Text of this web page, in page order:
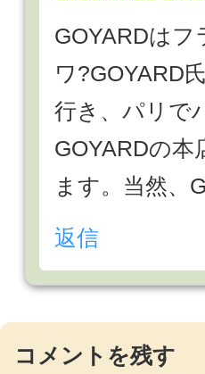
GOYARDは
ワ?GOYARD
行き、パリで
GOYARDの
ます。当然、
返信
コメントを残す